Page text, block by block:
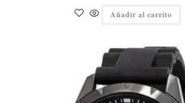
Añadir al carrito